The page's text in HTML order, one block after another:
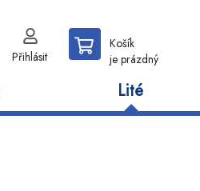
Přihlásit
Košík
je prázdný
Lité